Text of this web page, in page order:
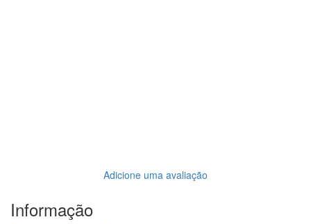
Adicione uma avaliação
Informação